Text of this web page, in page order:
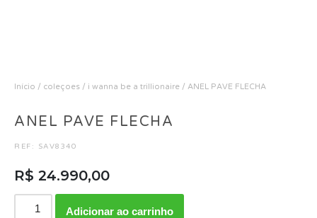
Início / coleçoes / i wanna be a trillionaire / ANEL PAVE FLECHA
ANEL PAVE FLECHA
REF: SAV8340
R$ 24.990,00
Adicionar ao carrinho